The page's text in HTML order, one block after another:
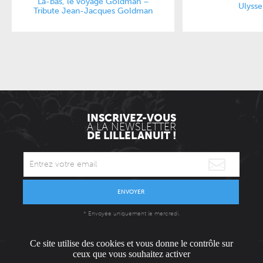
Tribute Jean-Jacques Goldman
INSCRIVEZ-VOUS
À LA NEWSLETTER
DE LILLELANUIT !
ENVOYER
* Envoyée uniquement le mercredi.
L'ÉQUIPE
Ce site utilise des cookies et vous donne le contrôle sur
ceux que vous souhaitez activer